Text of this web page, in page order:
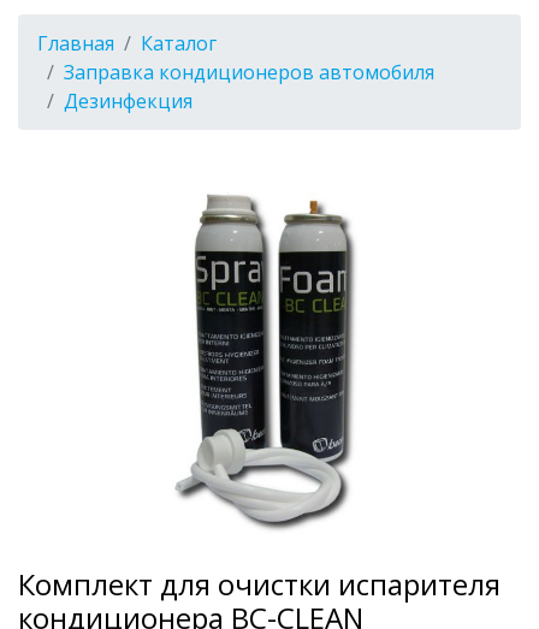
Главная
Каталог
Заправка кондиционеров автомобиля
Дезинфекция
Комплект для очистки испарителя
кондиционера BC-CLEAN